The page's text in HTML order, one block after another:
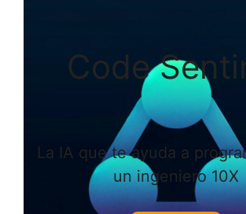
Code
La IA que te ayuda a
un ingeniero 10X